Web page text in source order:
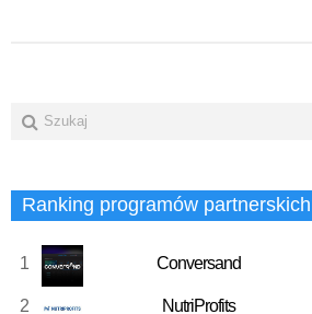
Ranking programów partnerskich
1 Conversand
2 NutriProfits